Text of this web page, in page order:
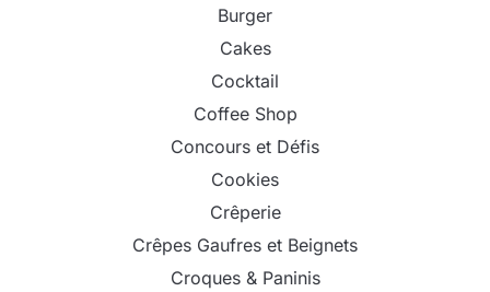
Burger
Cakes
Cocktail
Coffee Shop
Concours et Défis
Cookies
Crêperie
Crêpes Gaufres et Beignets
Croques & Paninis